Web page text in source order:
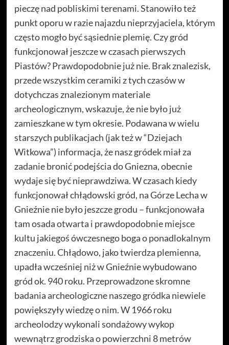
pieczę nad pobliskimi terenami. Stanowiło też
punkt oporu w razie najazdu nieprzyjaciela, którym
często mogło być sąsiednie plemię. Czy gród
funkcjonował jeszcze w czasach pierwszych
Piastów? Prawdopodobnie już nie. Brak znalezisk,
przede wszystkim ceramiki z tych czasów w
dotychczas znalezionym materiale
archeologicznym, wskazuje, że nie było już
zamieszkane w tym okresie. Podawana w wielu
starszych publikacjach (jak też w “Dziejach
Witkowa”) informacja, że nasz gródek miał za
zadanie bronić podejścia do Gniezna, obecnie
wydaje się być nieprawdziwa. W czasach kiedy
funkcjonował chłądowski gród, na Górze Lecha w
Gnieźnie nie było jeszcze grodu – funkcjonowała
tam osada otwarta i prawdopodobnie miejsce
kultu jakiegoś ówczesnego boga o ponadlokalnym
znaczeniu. Chłądowo, jako twierdza plemienna,
upadła wcześniej niż w Gnieźnie wybudowano
gród ok. 940 roku. Przeprowadzone skromne
badania archeologiczne naszego gródka niewiele
powiększyły wiedzę o nim. W 1966 roku
archeolodzy wykonali sondażowy wykop
wewnątrz grodziska o powierzchni 8 metrów